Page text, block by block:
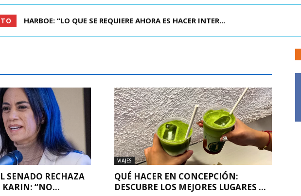
BIMINISTRO MAS POR IPC: “LA ECONOMÍA SE ESTÁ ENC...
SENADO RECHAZA
KARIN: “NO...
VIAJES
QUÉ HACER EN CONCEPCIÓN:
DESCUBRE LOS MEJORES LUGARES ...